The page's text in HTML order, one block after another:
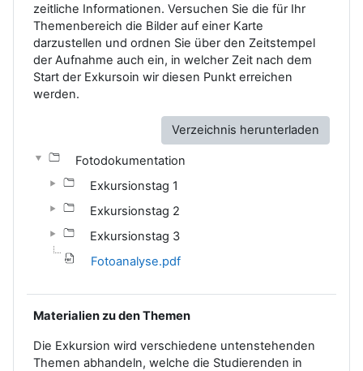
zeitliche Informationen. Versuchen Sie die für Ihr
Themenbereich die Bilder auf einer Karte
darzustellen und ordnen Sie über den Zeitstempel
der Aufnahme auch ein, in welcher Zeit nach dem
Start der Exkursoin wir diesen Punkt erreichen
werden.
Verzeichnis herunterladen
Fotodokumentation
Exkursionstag 1
Exkursionstag 2
Exkursionstag 3
Fotoanalyse.pdf
Materialien zu den Themen
Die Exkursion wird verschiedene untenstehenden
Themen abhandeln, welche die Studierenden in